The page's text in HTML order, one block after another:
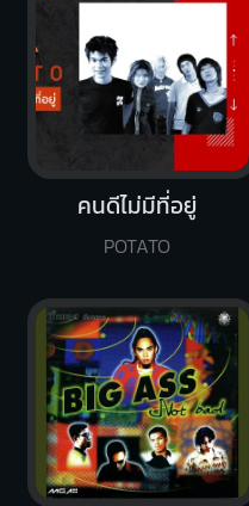
คนดีไม่มีที่อยู่
POTATO